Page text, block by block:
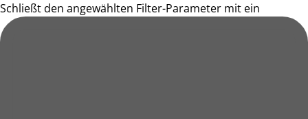
Schließt den angewählten Filter-Parameter mit ein